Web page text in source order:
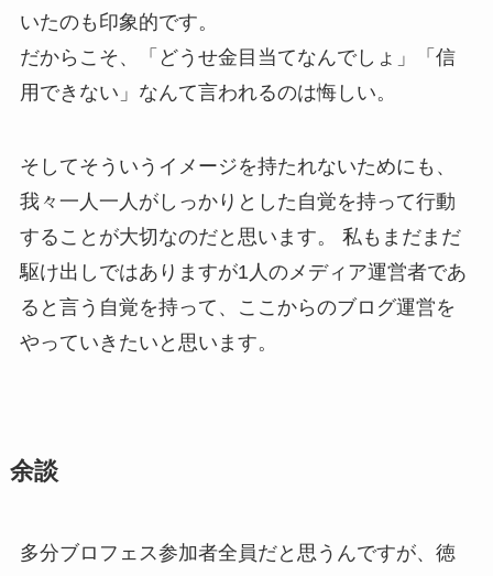
いたのも印象的です。
だからこそ、「どうせ金目当てなんでしょ」「信
用できない」なんて言われるのは悔しい。
そしてそういうイメージを持たれないためにも、
我々一人一人がしっかりとした自覚を持って行動
することが大切なのだと思います。 私もまだまだ
駆け出しではありますが1人のメディア運営者であ
ると言う自覚を持って、ここからのブログ運営を
やっていきたいと思います。
余談
多分ブロフェス参加者全員だと思うんですが、徳